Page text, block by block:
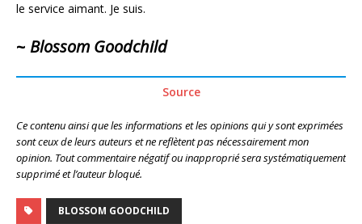
le service aimant. Je suis.
~ Blossom Goodchild
Source
Ce contenu ainsi que les informations et les opinions qui y sont exprimées
sont ceux de leurs auteurs et ne reflètent pas nécessairement mon
opinion. Tout commentaire négatif ou inapproprié sera systématiquement
supprimé et l’auteur bloqué.
BLOSSOM GOODCHILD